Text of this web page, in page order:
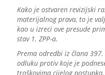
Kako je ostvaren revizijski
materijalnog prava, to je
kao u izreci ove presude
stav 1. ZPP-a.
Prema odredbi iz člana
odluku protiv koje je
troškovima cijelog